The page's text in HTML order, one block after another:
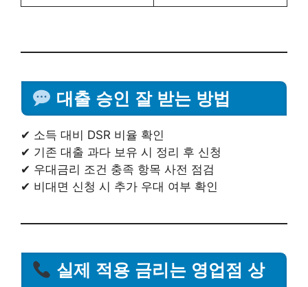
대출 승인 잘 받는 방법
✔ 소득 대비 DSR 비율 확인
✔ 기존 대출 과다 보유 시 정리 후 신청
✔ 우대금리 조건 충족 항목 사전 점검
✔ 비대면 신청 시 추가 우대 여부 확인
실제 적용 금리는 영업점 상